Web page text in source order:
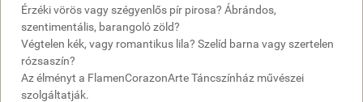
Érzéki vörös vagy szégyenlős pír pirosa? Ábrándos,
szentimentális, barangoló zöld?
Végtelen kék, vagy romantikus lila? Szelíd barna vagy szertelen
rózsaszín?
Az élményt a FlamenCorazonArte Táncszínház művészei
szolgáltatják.